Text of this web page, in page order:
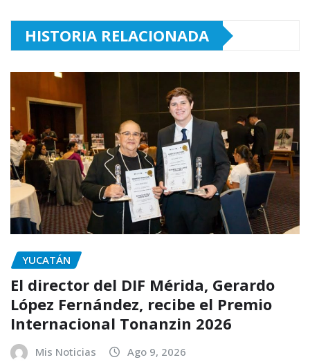
HISTORIA RELACIONADA
YUCATÁN
El director del DIF Mérida, Gerardo
López Fernández, recibe el Premio
Internacional Tonanzin 2026
Mis Noticias Ago 9, 2026